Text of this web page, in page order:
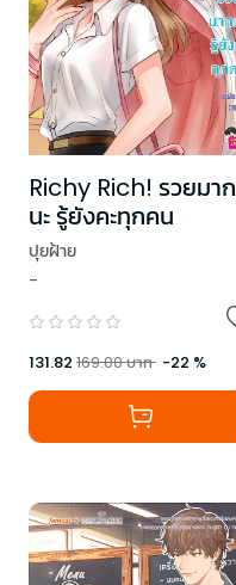
Richy Rich! รวยมาก
นะ รู้ยังคะทุกคน
ปุยฝ้าย
-
131.82 169.00บาท -22 %